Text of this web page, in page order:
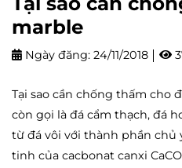
marble
Ngày đăng: 24/11/2018
Tại sao cần chống thấm cho
còn gọi là đá cẩm thạch, đá
từ đá vôi với thành phần chủ
tinh của cacbonat canxi